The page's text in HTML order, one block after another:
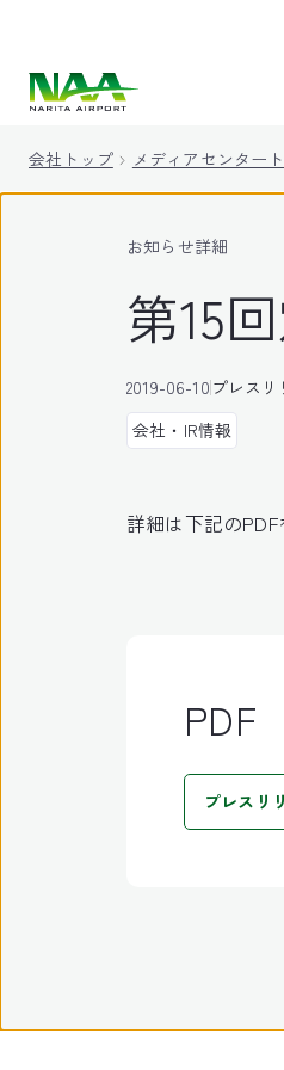
会社トップ メディアセンター
お知らせ詳細
第15
2019-06-10プレスリ
会社・IR情報
詳細は下記のPDF
PDF
プレスリ